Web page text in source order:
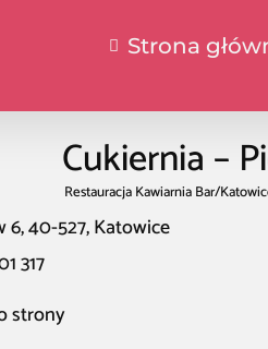
Strona
Cukiernia –
Restauracja Kawiarnia Bar/
6, 40-527, Katowice
317
strony